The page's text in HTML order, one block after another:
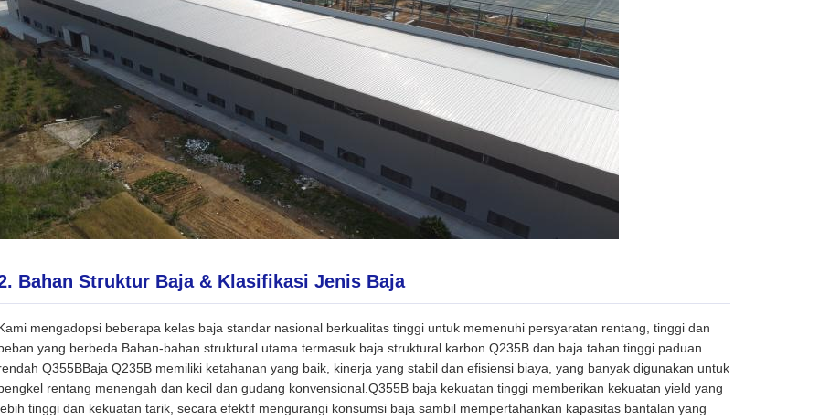
Bahan Struktur Baja & Klasifikasi Jenis Baja
mengadopsi beberapa kelas baja standar nasional berkualitas tinggi untuk memenuhi persyaratan rentang, tinggi dan
yang berbeda.Bahan-bahan struktural utama termasuk baja struktural karbon Q235B dan baja tahan tinggi paduan
Q355BBaja Q235B memiliki ketahanan yang baik, kinerja yang stabil dan efisiensi biaya, yang banyak digunakan untuk
rentang menengah dan kecil dan gudang konvensional.Q355B baja kekuatan tinggi memberikan kekuatan yield yang
tinggi dan kekuatan tarik, secara efektif mengurangi konsumsi baja sambil mempertahankan kapasitas bantalan yang